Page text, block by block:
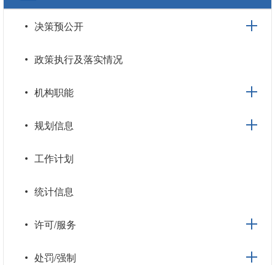
决策预公开
政策执行及落实情况
机构职能
规划信息
工作计划
统计信息
许可/服务
处罚/强制